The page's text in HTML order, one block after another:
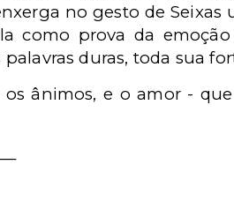
no gesto de
como prova da
palavras duras, toda sua
os ânimos, e o amor -